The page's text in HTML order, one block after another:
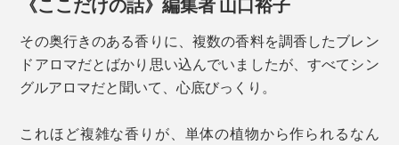
【バンブー】
《ここだけの話》編集者 山口裕子
その奥行きのある香りに、複数の香料を調香したブレン
ドアロマだとばかり思い込んでいましたが、すべてシン
グルアロマだと聞いて、心底びっくり。
これほど複雑な香りが、単体の植物から作られるなん